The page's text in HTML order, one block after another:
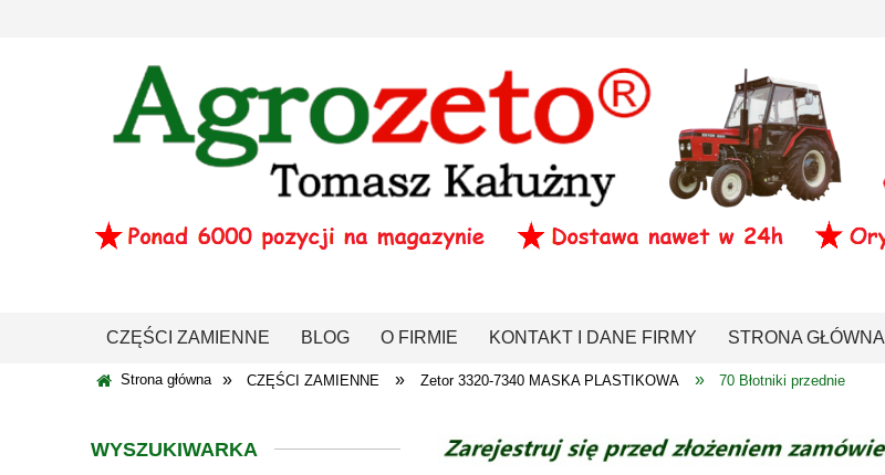
CZĘŚCI ZAMIENNE BLOG O FIRMIE KONTAKT I DANE FIRMY STRONA GŁÓWNA
Strona główna » CZĘŚCI ZAMIENNE » Zetor 3320-7340 MASKA PLASTIKOWA » 70 Błotniki przednie
WYSZUKIWARKA